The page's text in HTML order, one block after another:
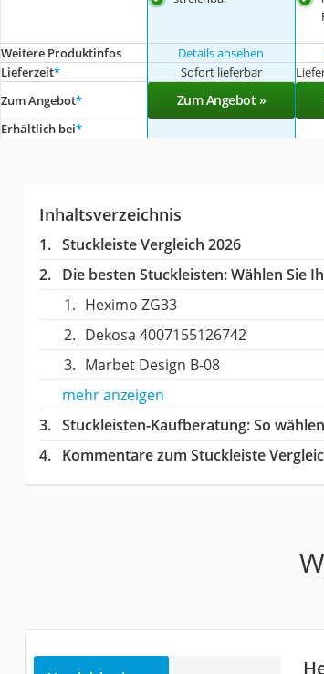
Weitere Produktinfos Details ansehen
Lieferzeit* Sofort lieferbar
Zum Angebot* Zum Angebot »
Erhältlich bei*
Inhaltsverzeichnis
Stuckleiste Vergleich 2026
Die besten Stuckleisten:Wählen Sie
Heximo ZG33
Dekosa 4007155126742
Marbet Design B-08
mehr anzeigen
Stuckleisten-Kaufberatung: So
Kommentare zum Stuckleiste